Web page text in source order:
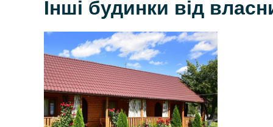
Інші будинки від